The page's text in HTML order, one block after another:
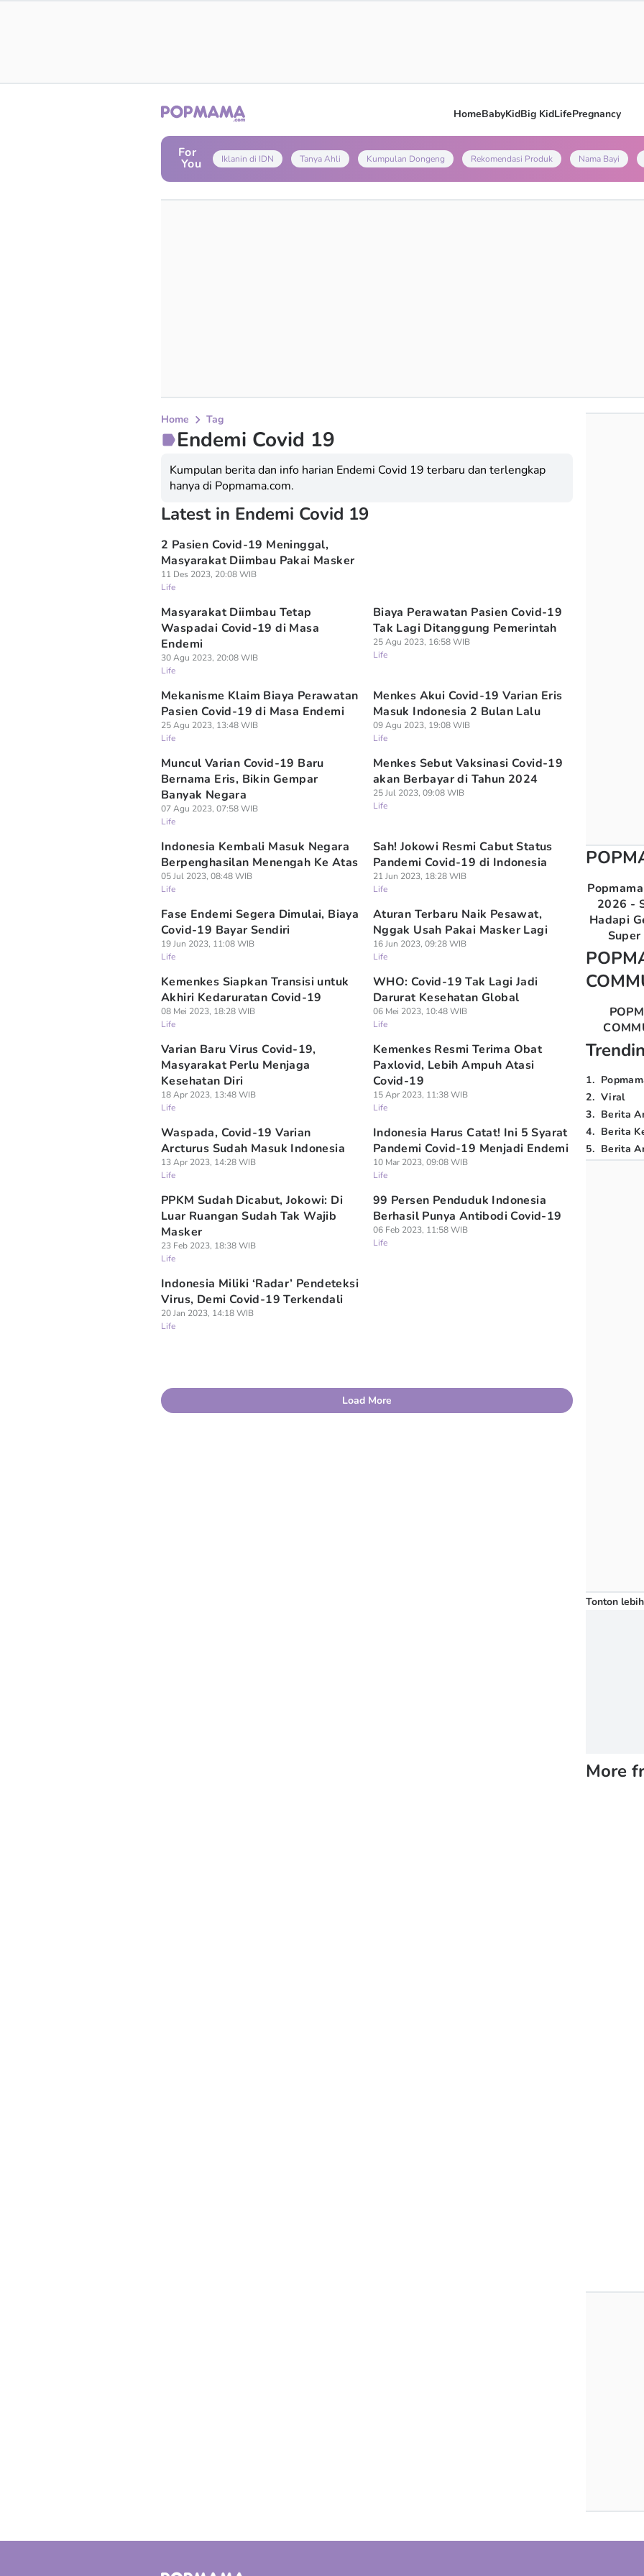
HomeBabyKidBig KidLifePregnancy
For
You Iklanin di IDN Tanya Ahli Kumpulan Dongeng Rekomendasi Produk Nama Bayi
Home Tag
Endemi Covid 19
Kumpulan berita dan info harian Endemi Covid 19 terbaru dan terlengkap
hanya di Popmama.com.
Latest in Endemi Covid 19
2 Pasien Covid-19 Meninggal,
Masyarakat Diimbau Pakai Masker
11 Des 2023, 20:08 WIB
Life
Masyarakat Diimbau Tetap
Waspadai Covid-19 di Masa
Endemi
30 Agu 2023, 20:08 WIB
Life
Biaya Perawatan Pasien Covid-19
Tak Lagi Ditanggung Pemerintah
25 Agu 2023, 16:58 WIB
Life
Mekanisme Klaim Biaya Perawatan
Pasien Covid-19 di Masa Endemi
25 Agu 2023, 13:48 WIB
Life
Menkes Akui Covid-19 Varian Eris
Masuk Indonesia 2 Bulan Lalu
09 Agu 2023, 19:08 WIB
Life
Muncul Varian Covid-19 Baru
Bernama Eris, Bikin Gempar
Banyak Negara
07 Agu 2023, 07:58 WIB
Life
Menkes Sebut Vaksinasi Covid-19
akan Berbayar di Tahun 2024
25 Jul 2023, 09:08 WIB
Life
Indonesia Kembali Masuk Negara
Berpenghasilan Menengah Ke Atas
05 Jul 2023, 08:48 WIB
Life
Sah! Jokowi Resmi Cabut Status
Pandemi Covid-19 di Indonesia
21 Jun 2023, 18:28 WIB
Life
Fase Endemi Segera Dimulai, Biaya
Covid-19 Bayar Sendiri
19 Jun 2023, 11:08 WIB
Life
Aturan Terbaru Naik Pesawat,
Nggak Usah Pakai Masker Lagi
16 Jun 2023, 09:28 WIB
Life
Kemenkes Siapkan Transisi untuk
Akhiri Kedaruratan Covid-19
08 Mei 2023, 18:28 WIB
Life
WHO: Covid-19 Tak Lagi Jadi
Darurat Kesehatan Global
06 Mei 2023, 10:48 WIB
Life
Varian Baru Virus Covid-19,
Masyarakat Perlu Menjaga
Kesehatan Diri
18 Apr 2023, 13:48 WIB
Life
Kemenkes Resmi Terima Obat
Paxlovid, Lebih Ampuh Atasi
Covid-19
15 Apr 2023, 11:38 WIB
Life
Waspada, Covid-19 Varian
Arcturus Sudah Masuk Indonesia
13 Apr 2023, 14:28 WIB
Life
Indonesia Harus Catat! Ini 5 Syarat
Pandemi Covid-19 Menjadi Endemi
10 Mar 2023, 09:08 WIB
Life
PPKM Sudah Dicabut, Jokowi: Di
Luar Ruangan Sudah Tak Wajib
Masker
23 Feb 2023, 18:38 WIB
Life
99 Persen Penduduk Indonesia
Berhasil Punya Antibodi Covid-19
06 Feb 2023, 11:58 WIB
Life
Indonesia Miliki ‘Radar’ Pendeteksi
Virus, Demi Covid-19 Terkendali
20 Jan 2023, 14:18 WIB
Life
Load More
2026 -
Hadapi
1.
2. Viral
3. Berita
4. Berita
5. Berita
Tonton
More